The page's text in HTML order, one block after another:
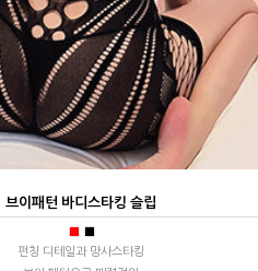
브이패턴 바디스타킹 슬립
■ ■
펀칭 디테일과 망사스타킹